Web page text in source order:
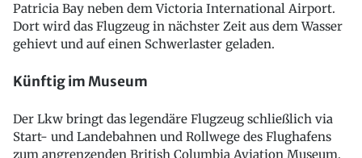
Patricia Bay neben dem Victoria International Airport.
Dort wird das Flugzeug in nächster Zeit aus dem Wasser
gehievt und auf einen Schwerlaster geladen.
Künftig im Museum
Der Lkw bringt das legendäre Flugzeug schließlich via
Start- und Landebahnen und Rollwege des Flughafens
zum angrenzenden British Columbia Aviation Museum.